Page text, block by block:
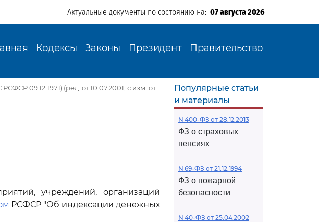
Актуальные документы по состоянию на: 07 августа 2026
Кодексы Законы Президент Правительство
09.12.1971) (ред. от 10.07.2001, с изм. от
учреждений, организаций
РСФСР "Об индексации денежных
Популярные статьи
и материалы
N 400-ФЗ от 28.12.2013
ФЗ о страховых
пенсиях
N 69-ФЗ от 21.12.1994
ФЗ о пожарной
безопасности
N 40-ФЗ от 25.04.2002